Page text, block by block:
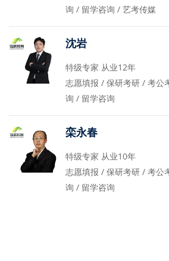
询 / 留学咨询 / 艺考传媒
沈岩
特级专家 从业12年
志愿填报 / 保研考研 / 考公
询 / 留学咨询
栾永春
特级专家 从业10年
志愿填报 / 保研考研 / 考公
询 / 留学咨询